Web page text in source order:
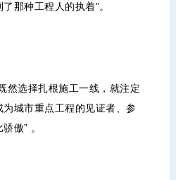
那种工程人的执着”。
选择扎根施工一线，就注定
城市重点工程的见证者、参
傲” 。